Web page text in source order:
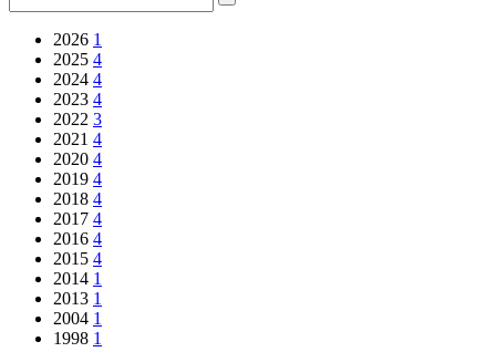
2026 1
2025 4
2024 4
2023 4
2022 3
2021 4
2020 4
2019 4
2018 4
2017 4
2016 4
2015 4
2014 1
2013 1
2004 1
1998 1